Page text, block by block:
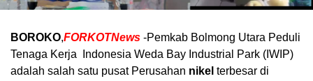
BOROKO,FORKOTNews -Pemkab Bolmong Utara Peduli
Tenaga Kerja Indonesia Weda Bay Industrial Park (IWIP)
adalah salah satu pusat Perusahan nikel terbesar di